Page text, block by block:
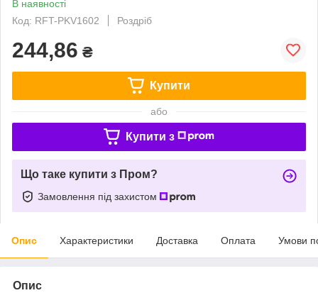
В наявності
Код: RFT-PKV1602
Роздріб
244,86 ₴
Купити
або
Купити з
Що таке купити з Пром?
Замовлення під захистом
Опис Характеристики Доставка Оплата Умови
Опис